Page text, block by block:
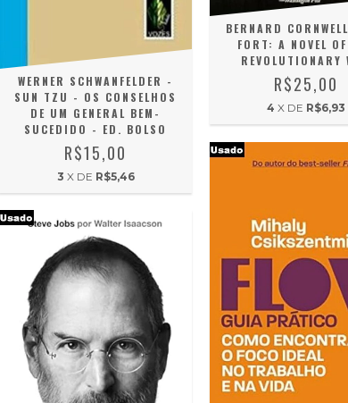
WERNER SCHWANFELDER -
SUN TZU - OS CONSELHOS
DE UM GENERAL BEM-
SUCEDIDO - ED. BOLSO
R$15,00
3 X DE R$5,46
BERNARD
FORT: A NOVEL
REVOLUTIONARY
R$25,00
4 X DE R$6,93